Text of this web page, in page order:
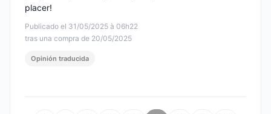
Publicado el 31/05/2025 à 06h22
tras una compra de 20/05/2025
placer!
Opinión traducida